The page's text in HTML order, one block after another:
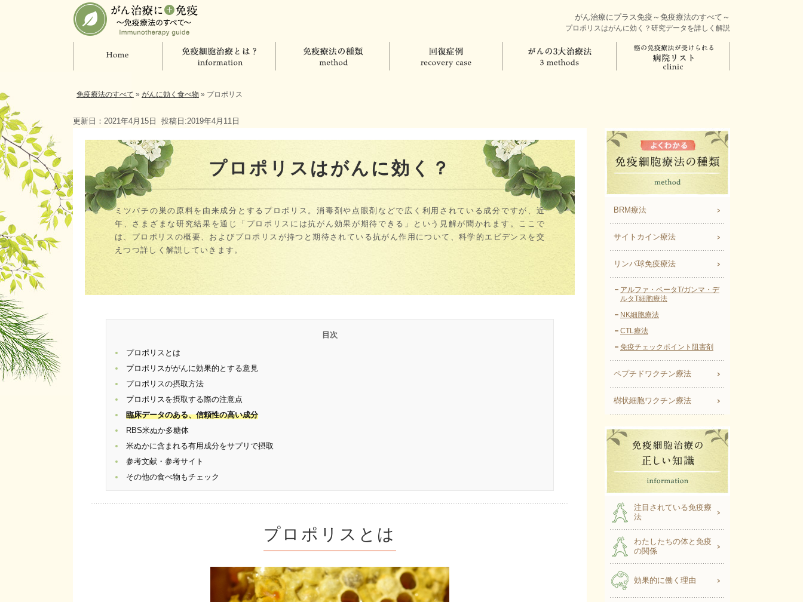
がん治療にプラス免疫～免疫療法のすべて～
プロポリスはがんに効く？研究データを詳しく解説
免疫療法のすべて » がんに効く食べ物 » プロポリス
更新日：2021年4月15日 投稿日:2019年4月11日
プロポリスはがんに効く？
ミツバチの巣の原料を由来成分とするプロポリス。消毒剤や点眼剤などで広く利用されている成分ですが、近
年、さまざまな研究結果を通じ「プロポリスには抗がん効果が期待できる」という見解が聞かれます。ここで
は、プロポリスの概要、およびプロポリスが持つと期待されている抗がん作用について、科学的エビデンスを交
えつつ詳しく解説していきます。
プロポリスとは
プロポリスががんに効果的とする意見
プロポリスの摂取方法
プロポリスを摂取する際の注意点
臨床データのある、信頼性の高い成分
RBS米ぬか多糖体
米ぬかに含まれる有用成分をサプリで摂取
参考文献・参考サイト
その他の食べ物もチェック
プロポリスとは
BRM療法
サイトカイン療法
リンパ球免疫療法
アルファ・ベータT/ガンマ・デ
ルタT細胞療法
NK細胞療法
CTL療法
免疫チェックポイント阻害剤
ペプチドワクチン療法
樹状細胞ワクチン療法
注目されている免疫療
法
わたしたちの体と免疫
の関係
効果的に働く理由